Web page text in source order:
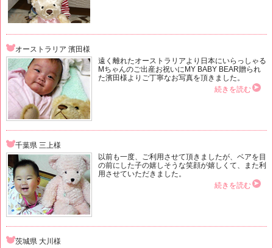
オーストラリア 濱田様
遠く離れたオーストラリアより日本にいらっしゃる
Mちゃんのご出産お祝いにMY BABY BEAR贈られ
た濱田様よりご丁寧なお写真を頂きました。
続きを読む
千葉県 三上様
以前も一度、ご利用させて頂きましたが、ベアを目
の前にした子の嬉しそうな笑顔が嬉しくて、また利
用させていただきました。
続きを読む
茨城県 大川様